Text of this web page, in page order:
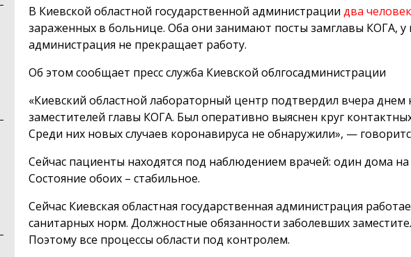
В Киевской областной государственной администрациидва
зараженных в больнице. Оба они занимают посты замглавы КОГА, у
администрация не прекращает работу.
Об этом сообщает пресс служба Киевской облгосадминистрации
«Киевский областной лабораторный центр подтвердил вчера днем
заместителей главы КОГА. Был оперативно выяснен круг
Среди них новых случаев коронавируса не обнаружили», —
Сейчас пациенты находятся под наблюдением врачей: один дома
Состояние обоих – стабильное.
Сейчас Киевская областная государственная администрация
санитарных норм. Должностные обязанности заболевших
Поэтому все процессы области под контролем.